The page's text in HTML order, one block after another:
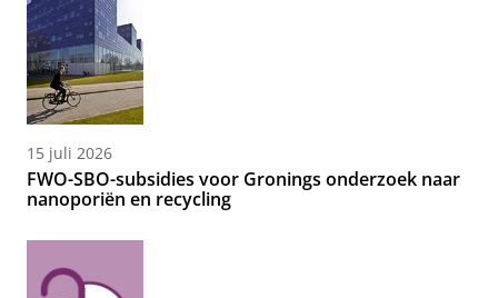
15 juli 2026
FWO-SBO-subsidies voor Gronings onderzoek naar
nanoporiën en recycling